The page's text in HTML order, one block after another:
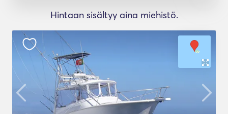
Hintaan sisältyy aina miehistö.